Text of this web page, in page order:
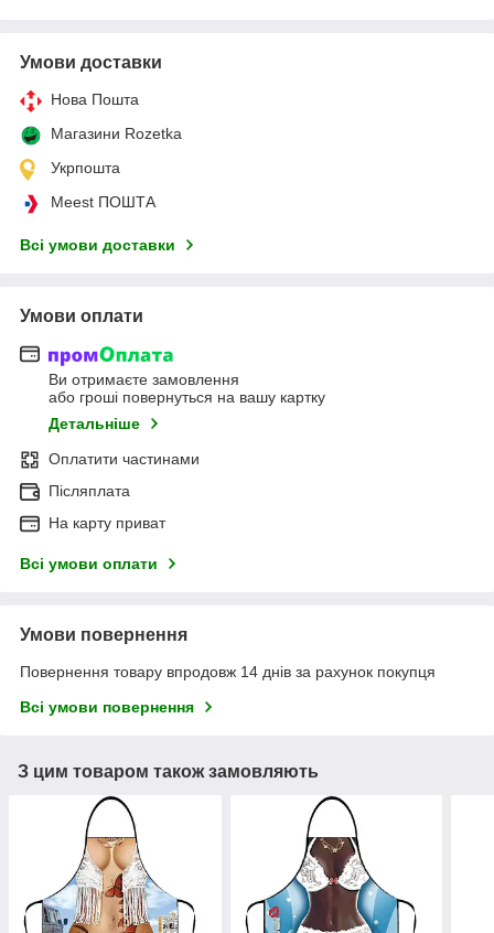
Умови доставки
Нова Пошта
Магазини Rozetka
Укрпошта
Meest ПОШТА
Всі умови доставки
Умови оплати
Ви отримаєте замовлення
або гроші повернуться на вашу картку
Детальніше
Оплатити частинами
Післяплата
На карту приват
Всі умови оплати
Умови повернення
Повернення товару впродовж 14 днів за рахунок покупця
Всі умови повернення
З цим товаром також замовляють